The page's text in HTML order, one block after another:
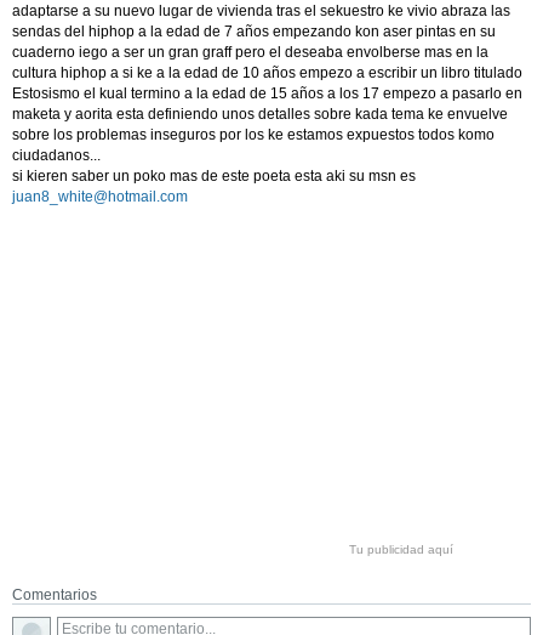
adaptarse a su nuevo lugar de vivienda tras el sekuestro ke vivio abraza las
sendas del hiphop a la edad de 7 años empezando kon aser pintas en su
cuaderno iego a ser un gran graff pero el deseaba envolberse mas en la
cultura hiphop a si ke a la edad de 10 años empezo a escribir un libro titulado
Estosismo el kual termino a la edad de 15 años a los 17 empezo a pasarlo en
maketa y aorita esta definiendo unos detalles sobre kada tema ke envuelve
sobre los problemas inseguros por los ke estamos expuestos todos komo
ciudadanos...
si kieren saber un poko mas de este poeta esta aki su msn es
juan8_white@hotmail.com
Tu publicidad aquí
Comentarios